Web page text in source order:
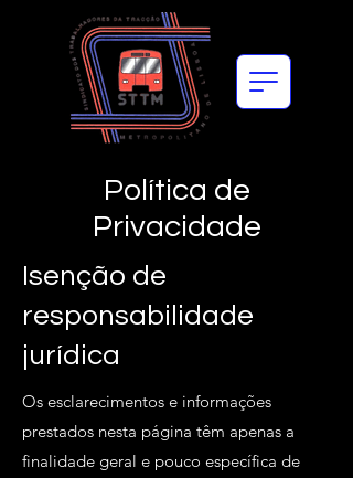
Política de
Privacidade
Isenção de
responsabilidade
jurídica
Os esclarecimentos e informações
prestados nesta página têm apenas a
finalidade geral e pouco específica de